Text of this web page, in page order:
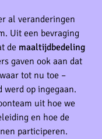
al veranderingen
Uit een bevraging
de maaltijdbedeling
gaven ook aan dat
tot nu toe –
op ingegaan.
uit hoe we
en hoe de
participeren.